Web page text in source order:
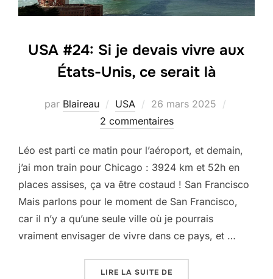
USA #24: Si je devais vivre aux
États-Unis, ce serait là
par Blaireau USA
Publié
le
26 mars 2025
2 commentaires
Léo est parti ce matin pour l’aéroport, et demain,
j’ai mon train pour Chicago : 3924 km et 52h en
places assises, ça va être costaud ! San Francisco
Mais parlons pour le moment de San Francisco,
car il n’y a qu’une seule ville où je pourrais
vraiment envisager de vivre dans ce pays, et …
LIRE LA SUITE DE